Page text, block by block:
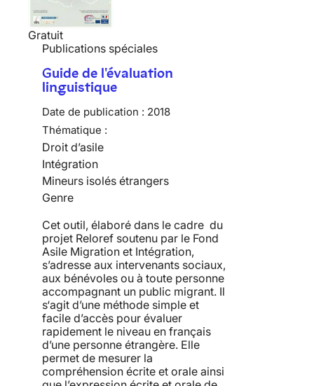
Gratuit
Publications spéciales
Guide de l'évaluation
linguistique
Date de publication : 2018
Thématique :
Droit d’asile
Intégration
Mineurs isolés étrangers
Genre
Cet outil, élaboré dans le cadre du
projet Reloref soutenu par le Fond
Asile Migration et Intégration,
s’adresse aux intervenants sociaux,
aux bénévoles ou à toute personne
accompagnant un public migrant. Il
s‘agit d’une méthode simple et
facile d’accès pour évaluer
rapidement le niveau en français
d’une personne étrangère. Elle
permet de mesurer la
compréhension écrite et orale ainsi